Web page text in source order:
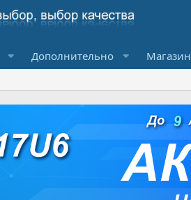
Дополнительно Магазин